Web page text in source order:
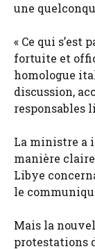
une
« Ce qui s’est
fortuite et
homologue
discussion,
responsables
La ministre a
manière
Libye
le
Mais la
protestations